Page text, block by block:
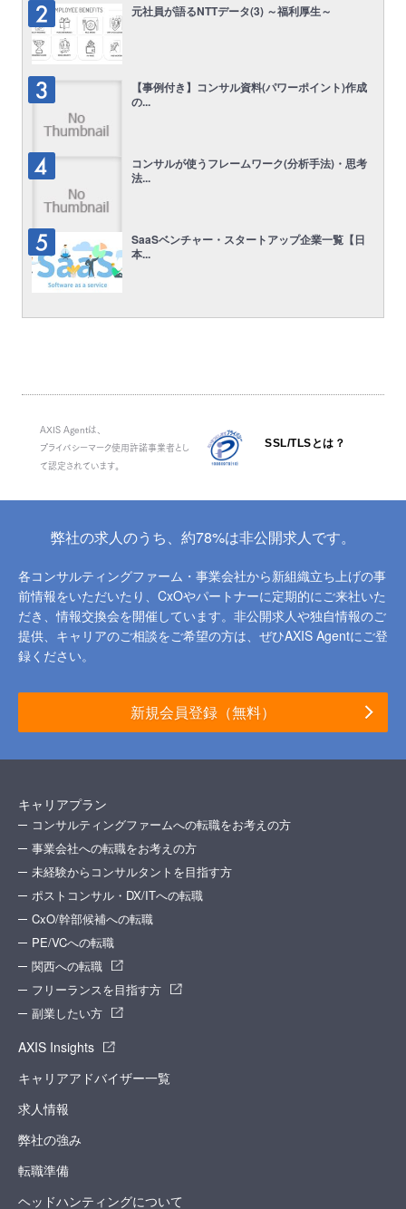
元社員が語るNTTデータ(3) ～福利厚生～
【事例付き】コンサル資料(パワーポイント)作成
の...
コンサルが使うフレームワーク(分析手法)・思考
法...
SaaSベンチャー・スタートアップ企業一覧【日
本...
AXIS Agentは、
プライバシーマーク使用許諾事業者とし
て認定されています。
SSL/TLSとは？
弊社の求人のうち、約78%は非公開求人です。
各コンサルティングファーム・事業会社から新組織立ち上げの事
前情報をいただいたり、 CxOやパートナーに定期的にご来社いた
だき、情報交換会を開催しています。 非公開求人や独自情報のご
提供、キャリアのご相談をご希望の方は、ぜひAXIS Agentにご登
録ください。
新規会員登録（無料）
キャリアプラン
コンサルティングファームへの転職をお考えの方
事業会社への転職をお考えの方
未経験からコンサルタントを目指す方
ポストコンサル・DX/ITへの転職
CxO/幹部候補への転職
PE/VCへの転職
関西への転職
フリーランスを目指す方
副業したい方
AXIS Insights
キャリアアドバイザー一覧
求人情報
弊社の強み
転職準備
ヘッドハンティングについて